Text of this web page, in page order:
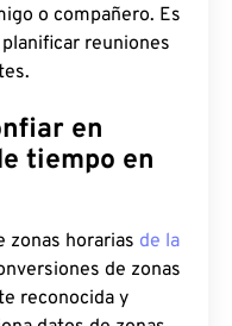
o compañero. Es
reuniones
en
tiempo en
zonas horarias de la
de zonas
reconocida y